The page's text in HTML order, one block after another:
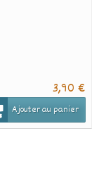
3,90 €
Ajouter au panier